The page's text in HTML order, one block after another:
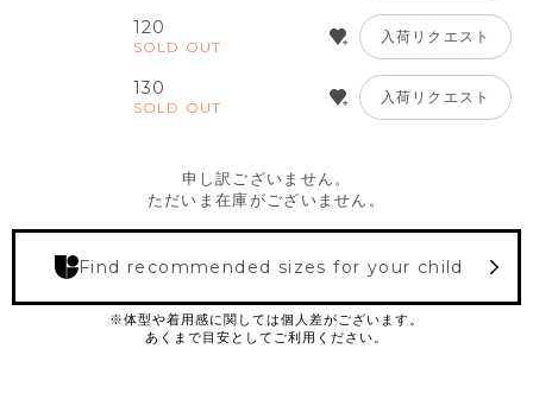
120
SOLD OUT
入荷リクエスト
130
SOLD OUT
入荷リクエスト
申し訳ございません。
ただいま在庫がございません。
Find recommended sizes for your child